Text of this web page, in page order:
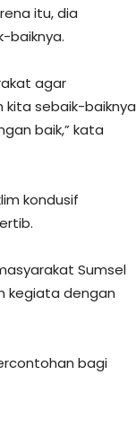
itu, dia
baiknya.
agar
kita sebaik-baiknya
baik,” kata
kondusif
Sumsel
kegiata dengan
bagi